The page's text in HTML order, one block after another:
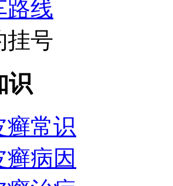
路线
挂号
识
癣常识
癣病因